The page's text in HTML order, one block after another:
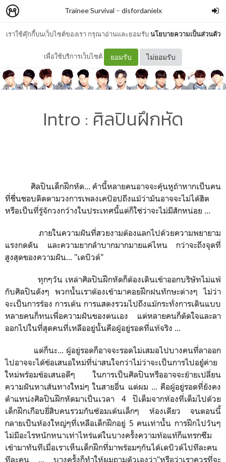
เราใช้คุ๊กกี้บนเว็บไซต์ของเรา กรุณาอ่านและยอมรับนโยบายความเป็นส่วนตัว
เพื่อใช้บริการเว็บไซต์ ยอมรับ ไม่ยอมรับ
Trainee Survival – disfordanielx
Intro : ศิลปินฝึกหัด
ศิลปินเด็กฝึกหัด... คำนี้หลายคนอาจจะคุ้นหูถ้าหากเป็นคน
ที่ชื่นชอบติดตามวงการเพลงเคป๊อปถึงแม้ว่ามันอาจจะไม่ได้ฮิต
หรือเป็นที่รู้จักวงกว้างในประเทศนี้แต่ก็ใช่ว่าจะไม่มีสักหน่อย ...
ภายในความฝันที่สวยงามต้องแลกไปด้วยความพยายาม
แรงกดดัน และความยากลำบากมากมายแค่ไหน กว่าจะถึงจุดที่
สูงสุดของความฝัน... "เดบิวต์"
ทุกๆวัน เหล่าศิลปินฝึกหัดก็ต้องเดินเข้าออกบริษัทไม่แพ้
กับศิลปินดังๆ พวกนั้นเราต้องเข้ามาคอยฝึกฝนทักษะต่างๆ ไม่ว่า
จะเป็นการร้อง การเต้น การแสดงรวมไปถึงแม้กระทั่งการเดินแบบ
หลายคนก็ทนเพื่อความฝันของตนเอง แต่หลายคนก็ตัดใจและลา
ออกไปในที่สุดคนที่เหลืออยู่นั้นคือผู้อยู่รอดที่แท้จริง ...
แต่ก็นะ... ผู้อยู่รอดก็อาจจะรอดไม่เสมอไปบางคนที่ลาออก
ไปอาจจะได้ข้อเสนอใหม่ที่น่าสนใจกว่าไม่ว่าจะเป็นการไปอยู๋ค่าย
ใหม่พร้อมข้อเสนอดีๆ ในการเป็นศิลปินหรืออาจจะย้ายเปลี่ยน
ความฝันหาเส้นทางใหม่ๆ ในสายอื่น แต่ผม ... คือผู้อยู่รอดที่ยังคง
ตำแหน่งศิลปินฝึกหัดมาเป็นเวลา 4 ปีเต็มจากห้องที่เต็มไปด้วย
เด็กฝึกเกือบยี่สิบคนรวมกันซ้อมเต้นเล็กๆ ห้องเดียว จนตอนนี้
กลายเป็นห้องใหญ่ๆที่เหลือเด็กฝึกอยู่ 5 คนเท่านั้น การฝึกไปวันๆ
ไม่มีอะไรหนักหนาเท่าไหร่แต่ในบางครั้งความท้อแท้ก็แทรกซึม
เข้ามาทันทีเมื่อเราเห็นเด็กฝึกที่มาพร้อมๆกันได้เดบิวต์ไปทีละคน
ทีละคน ... บางครั้งก็ทำให้ผมถามตัวเองว่า"หรือว่าเราควรที่จะ